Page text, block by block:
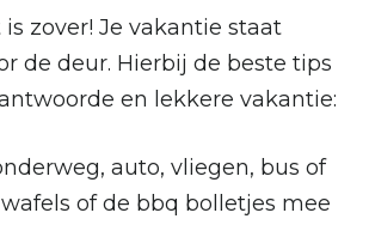
zover! Je vakantie staat
de deur. Hierbij de beste tips
en lekkere vakantie:
auto, vliegen, bus of
of de bbq bolletjes mee